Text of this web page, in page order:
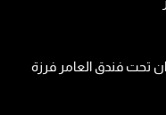
تحت فندق العامر فرزة